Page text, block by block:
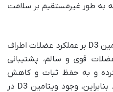
طور غیرمستقیم بر سلامت
علاوه بر نقش استخوانی، ویتامین D3 بر عملکرد عضلات اطراف
قوی و سالم، پشتیبانی
و به حفظ ثبات و کاهش
فشار بر آن ها کمک می کنند. بنابراین، وجود ویتامین D3 در